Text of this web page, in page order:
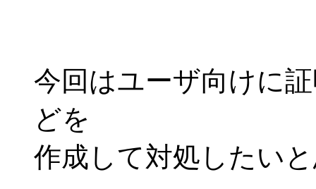
今回はユーザ向けに
どを
作成して対処したい